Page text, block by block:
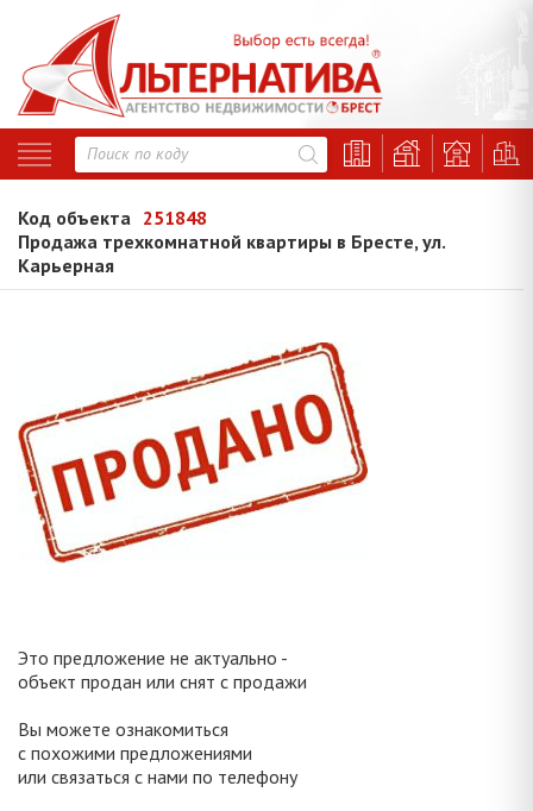
Код объекта 251848
Продажа трехкомнатной квартиры в Бресте, ул.
Карьерная
Это предложение не актуально -
объект продан или снят с продажи
Вы можете ознакомиться
с похожими предложениями
или связаться с нами по телефону